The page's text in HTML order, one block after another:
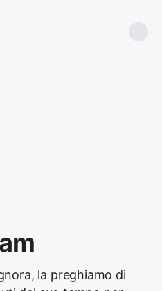
la preghiamo di